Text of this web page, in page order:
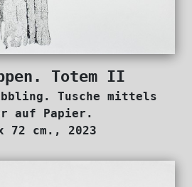
Totem II
Tusche mittels
auf Papier.
72 cm., 2023